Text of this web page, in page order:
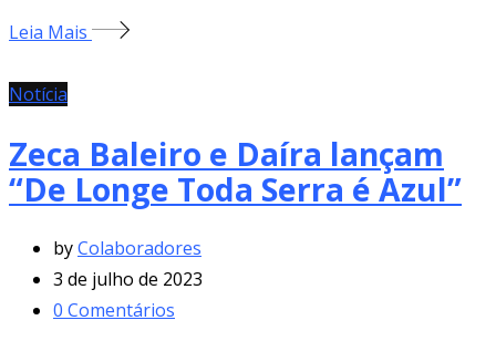
Leia Mais
Notícia
Zeca Baleiro e Daíra lançam
“De Longe Toda Serra é Azul”
byColaboradores
3 de julho de 2023
0 Comentários